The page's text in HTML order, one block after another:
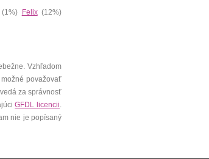
Felix(12%)
Vzhľadom
považovať
za správnosť
GFDL licencii.
nie je popísaný